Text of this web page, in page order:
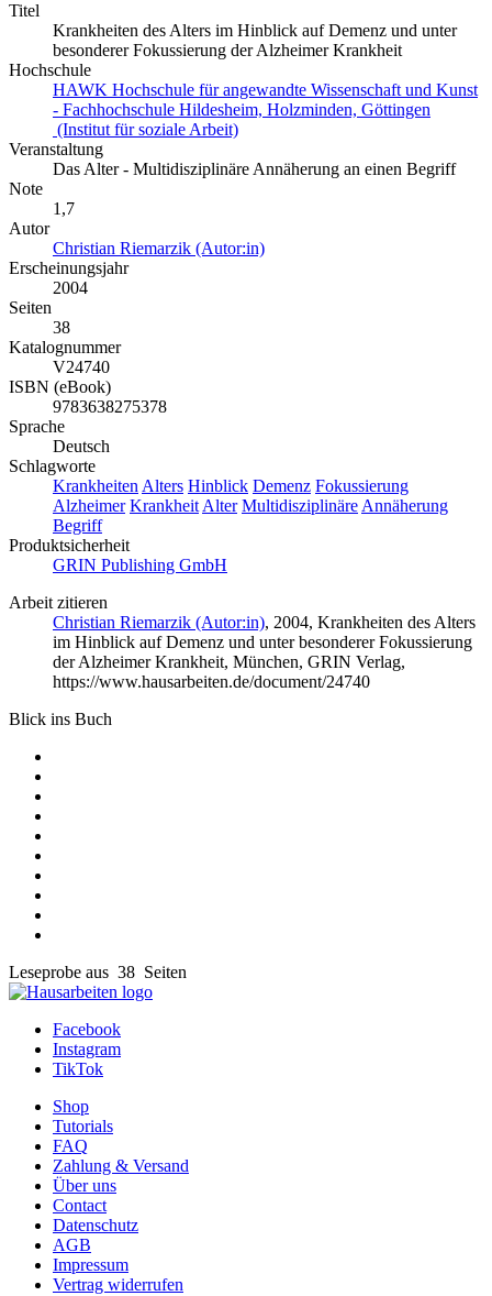
Titel
Krankheiten des Alters im Hinblick auf Demenz und unter
besonderer Fokussierung der Alzheimer Krankheit
Hochschule
HAWK Hochschule für angewandte Wissenschaft und Kunst
- Fachhochschule Hildesheim, Holzminden, Göttingen
(Institut für soziale Arbeit)
Veranstaltung
Das Alter - Multidisziplinäre Annäherung an einen Begriff
Note
1,7
Autor
Christian Riemarzik (Autor:in)
Erscheinungsjahr
2004
Seiten
38
Katalognummer
V24740
ISBN (eBook)
9783638275378
Sprache
Deutsch
Schlagworte
Krankheiten Alters Hinblick Demenz Fokussierung
Alzheimer Krankheit Alter Multidisziplinäre Annäherung
Begriff
Produktsicherheit
GRIN Publishing GmbH
Arbeit zitieren
Christian Riemarzik (Autor:in), 2004, Krankheiten des Alters
im Hinblick auf Demenz und unter besonderer Fokussierung
der Alzheimer Krankheit, München, GRIN Verlag,
https://www.hausarbeiten.de/document/24740
Blick ins Buch
Leseprobe aus 38 Seiten
Facebook
Instagram
TikTok
Shop
Tutorials
FAQ
Zahlung & Versand
Über uns
Contact
Datenschutz
AGB
Impressum
Vertrag widerrufen